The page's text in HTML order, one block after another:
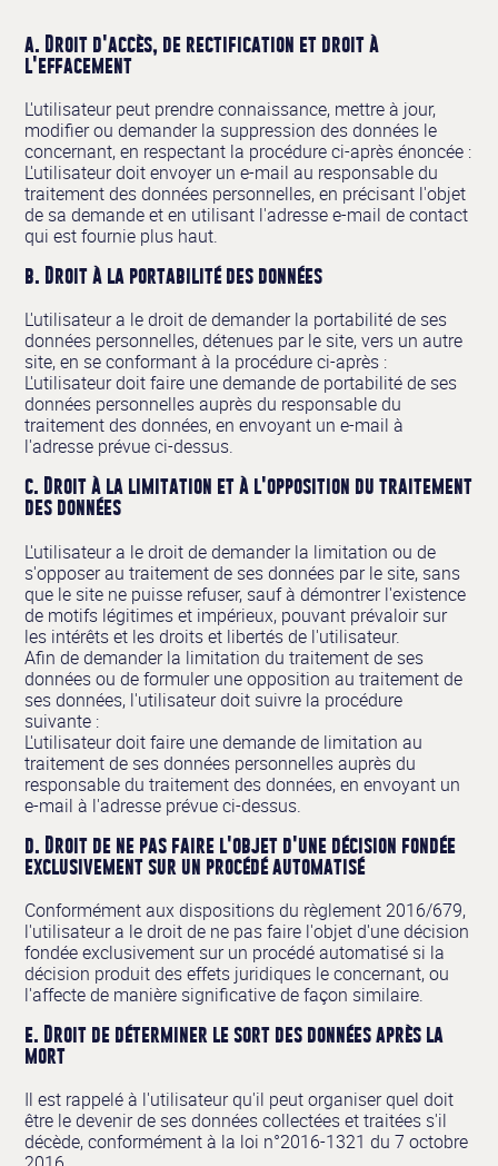
a. Droit d'accès, de rectification et droit à
l'effacement
L'utilisateur peut prendre connaissance, mettre à jour,
modifier ou demander la suppression des données le
concernant, en respectant la procédure ci-après énoncée :
L'utilisateur doit envoyer un e-mail au responsable du
traitement des données personnelles, en précisant l'objet
de sa demande et en utilisant l'adresse e-mail de contact
qui est fournie plus haut.
b. Droit à la portabilité des données
L'utilisateur a le droit de demander la portabilité de ses
données personnelles, détenues par le site, vers un autre
site, en se conformant à la procédure ci-après :
L'utilisateur doit faire une demande de portabilité de ses
données personnelles auprès du responsable du
traitement des données, en envoyant un e-mail à
l'adresse prévue ci-dessus.
c. Droit à la limitation et à l'opposition du traitement
des données
L'utilisateur a le droit de demander la limitation ou de
s'opposer au traitement de ses données par le site, sans
que le site ne puisse refuser, sauf à démontrer l'existence
de motifs légitimes et impérieux, pouvant prévaloir sur
les intérêts et les droits et libertés de l'utilisateur.
Afin de demander la limitation du traitement de ses
données ou de formuler une opposition au traitement de
ses données, l'utilisateur doit suivre la procédure
suivante :
L'utilisateur doit faire une demande de limitation au
traitement de ses données personnelles auprès du
responsable du traitement des données, en envoyant un
e-mail à l'adresse prévue ci-dessus.
d. Droit de ne pas faire l'objet d'une décision fondée
exclusivement sur un procédé automatisé
Conformément aux dispositions du règlement 2016/679,
l'utilisateur a le droit de ne pas faire l'objet d'une décision
fondée exclusivement sur un procédé automatisé si la
décision produit des effets juridiques le concernant, ou
l'affecte de manière significative de façon similaire.
e. Droit de déterminer le sort des données après la
mort
Il est rappelé à l'utilisateur qu'il peut organiser quel doit
être le devenir de ses données collectées et traitées s'il
décède, conformément à la loi n°2016-1321 du 7 octobre